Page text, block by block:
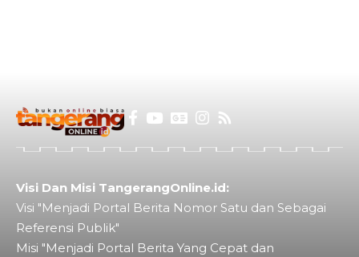
Visi Dan Misi TangerangOnline.id:
Visi "Menjadi Portal Berita Nomor Satu dan Sebagai
Referensi Publik"
Misi "Menjadi Portal Berita Yang Cepat dan